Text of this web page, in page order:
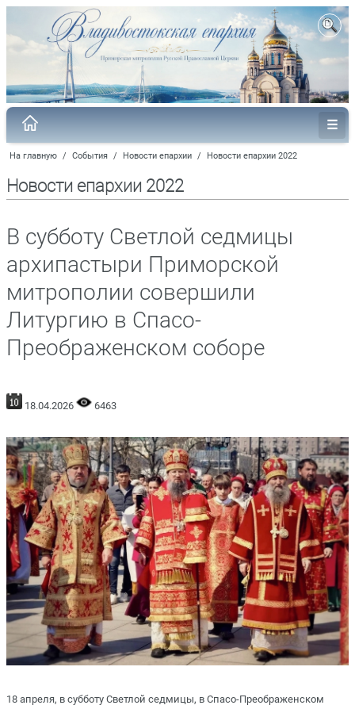
На главную / События / Новости епархии / Новости епархии 2022
Новости епархии 2022
В субботу Светлой седмицы
архипастыри Приморской
митрополии совершили
Литургию в Спасо-
Преображенском соборе
18.04.2026 6463
18 апреля, в субботу Светлой седмицы, в Спасо-Преображенском